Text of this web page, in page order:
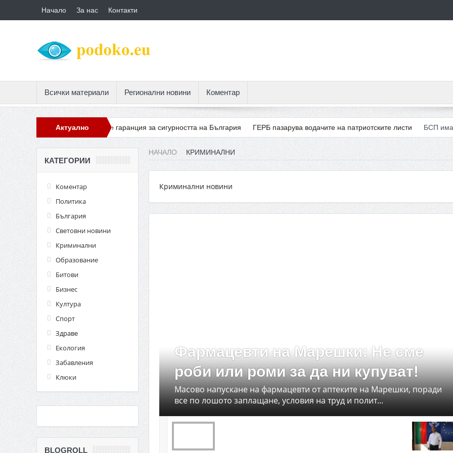
Начало За нас Контакти
Всички материали Регионални новини Коментар
Актуално
в листата на БСП е гаранция за сигурността на България ГЕРБ пазарува водачите на патриотските листи БСП има световно
НАЧАЛО КРИМИНАЛНИ
Криминални новини
Фармацевти на Марешки: Не сме
роби или роми за да ни купуват!
Масово напускане на фармацевти от аптеките на Марешки, поради
все по лошото заплащане, условия на труд и полит...
КАТЕГОРИИ
Коментар
Политика
България
Световни новини
Криминални
Образование
Битови
Бизнес
Култура
Спорт
Здраве
Екология
Забавления
Клюки
BLOGROLL